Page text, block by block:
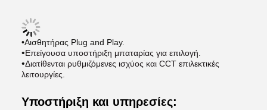
•Αισθητήρας Plug and Play.
•Επείγουσα υποστήριξη μπαταρίας για επιλογή.
•Διατίθενται ρυθμιζόμενες ισχύος και CCT επιλεκτικές
λειτουργίες.
Υποστήριξη και υπηρεσίες: